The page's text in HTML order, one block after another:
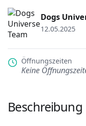
Dogs
12.05.2025
Öffnungszeiten
Keine
Beschreibung